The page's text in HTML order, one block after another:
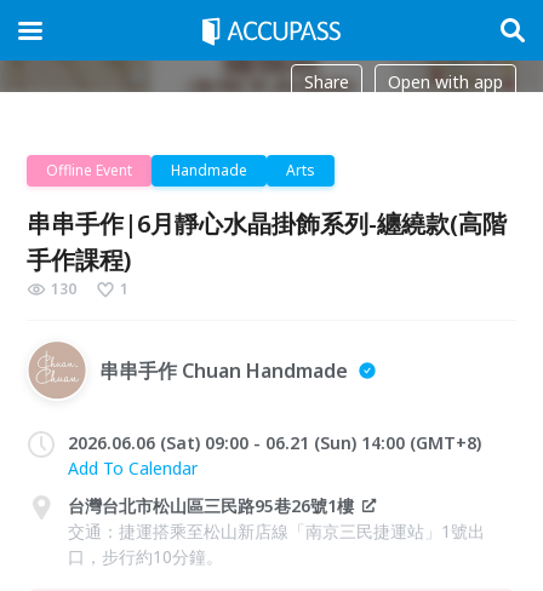
Share Open with app
Offline Event Handmade Arts
串串手作|6月靜心水晶掛飾系列-纏繞款(高階
手作課程)
130 1
串串手作 Chuan Handmade
2026.06.06 (Sat) 09:00 - 06.21 (Sun) 14:00 (GMT+8)
Add To Calendar
台灣台北市松山區三民路95巷26號1樓
交通：捷運搭乘至松山新店線「南京三民捷運站」1號出
口，步行約10分鐘。